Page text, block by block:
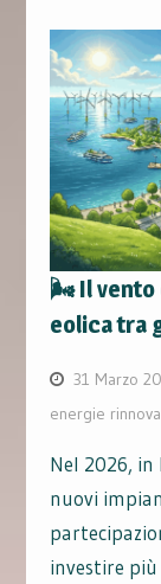
🌬️ Il vento
eolica tra
31 Marzo
energie
Nel 2026, in
nuovi
investire